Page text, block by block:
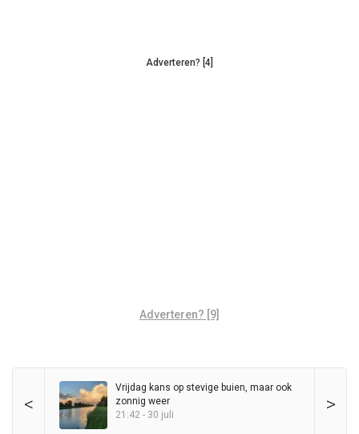
Adverteren? [4]
Adverteren? [9]
< >
Vrijdag kans op stevige buien, maar ook
zonnig weer
21:42 - 30 juli